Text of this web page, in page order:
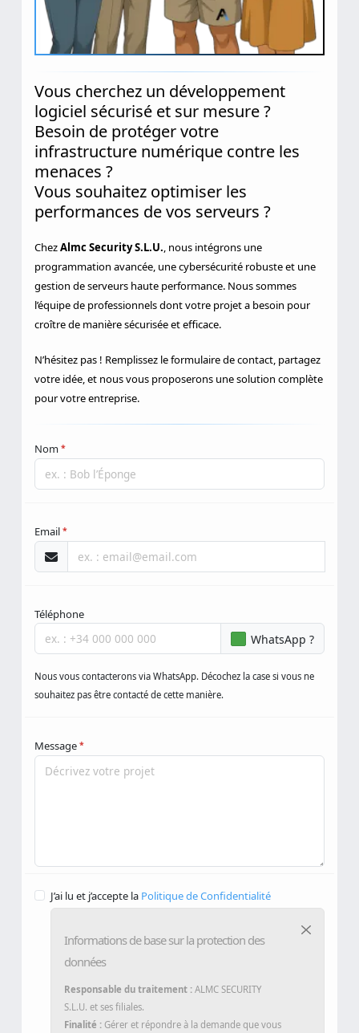
Vous cherchez un développement
logiciel sécurisé et sur mesure ?
Besoin de protéger votre
infrastructure numérique contre les
menaces ?
Vous souhaitez optimiser les
performances de vos serveurs ?
ChezAlmc Security S.L.U., nous intégrons une
programmation avancée, une cybersécurité robuste et une
gestion de serveurs haute performance. Nous sommes
l’équipe de professionnels dont votre projet a besoin pour
croître de manière sécurisée et efficace.
N’hésitez pas ! Remplissez le formulaire de contact, partagez
votre idée, et nous vous proposerons une solution complète
pour votre entreprise.
Nom *
Email *
Téléphone
WhatsApp ?
Nous vous contacterons via WhatsApp. Décochez la case si vous ne
souhaitez pas être contacté de cette manière.
Message *
J’ai lu et j’accepte la Politique de Confidentialité
Informations de base sur la protection des
données
Responsable du traitement :ALMC SECURITY
S.L.U. et ses filiales.
Finalité :Gérer et répondre à la demande que vous